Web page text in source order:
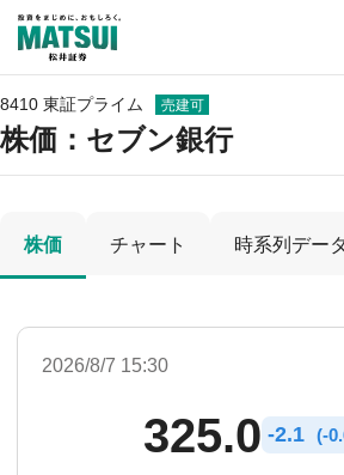
8410 東証プライム 売建可
株価 ：セブン銀行
株価 チャート 時系列デー
2026/8/7 15:30
325.0 -2.1 (-